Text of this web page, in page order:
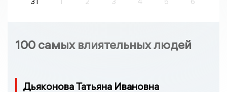
100 самых влиятельных людей
Дьяконова Татьяна Ивановна